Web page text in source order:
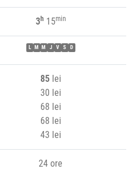
3h15min
L M M J V S D
85lei
30 lei
68 lei
68 lei
43 lei
24 ore